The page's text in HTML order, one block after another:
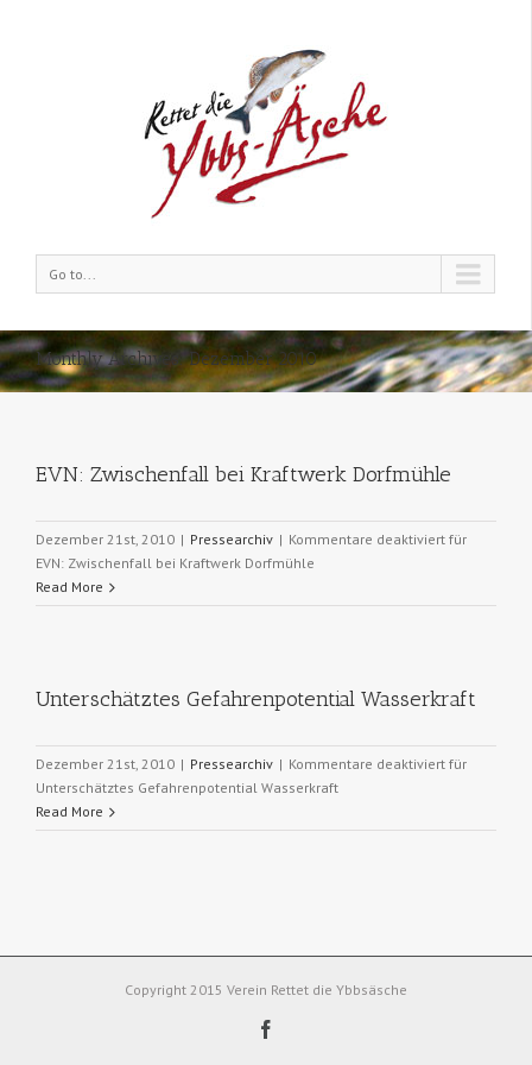
Go to...
Monthly Archives:Dezember 2010
EVN: Zwischenfall bei Kraftwerk Dorfmühle
Dezember 21st, 2010 | Pressearchiv | Kommentare deaktiviert für
EVN: Zwischenfall bei Kraftwerk Dorfmühle
Read More
Unterschätztes Gefahrenpotential Wasserkraft
Dezember 21st, 2010 | Pressearchiv | Kommentare deaktiviert für
Unterschätztes Gefahrenpotential Wasserkraft
Read More
Copyright 2015 Verein Rettet die Ybbsäsche